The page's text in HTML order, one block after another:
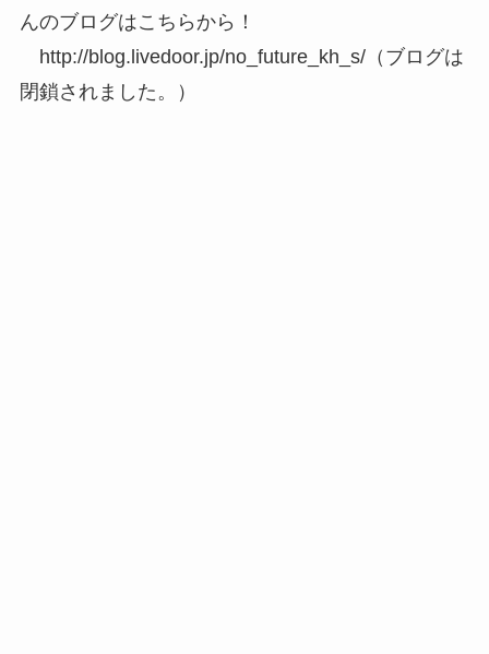
んのブログはこちらから！
http://blog.livedoor.jp/no_future_kh_s/（ブログは
閉鎖されました。）